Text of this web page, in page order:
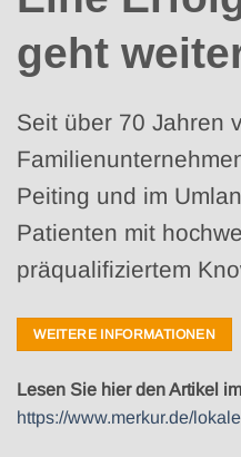
geht
Seit über 70 Jahren
Peiting und im
Patienten mit
präqualifiziertem
WEITERE INFORMATIONEN
Lesen Sie hier den Artikel
https://www.merkur.de/